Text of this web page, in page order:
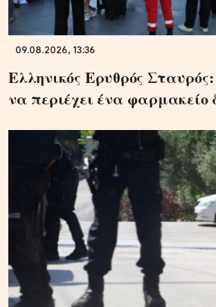
09.08.2026, 13:36
Ελληνικός Ερυθρός
να περιέχει ένα φαρμακείο